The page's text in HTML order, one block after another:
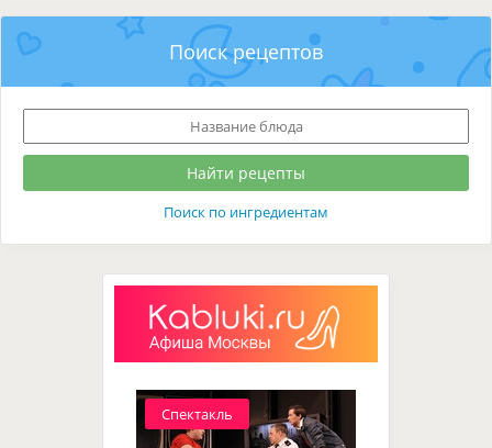
Поиск рецептов
Поиск по ингредиентам
Спектакль